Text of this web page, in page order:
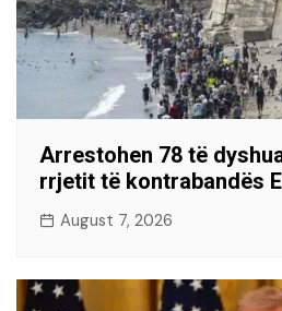
Arrestohen 78 të
rrjetit të kontrabandës
August 7, 2026